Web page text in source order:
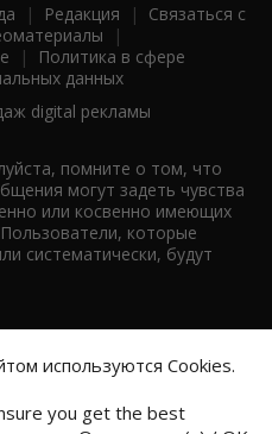
| Редакция | Связаться с
|
|
Политика в сфере
данных
digital рекламы
помните о том, что
могут задеть чувства
или косвенно имеющих
которые
систематически, будут
используются Cookies.
you get the best